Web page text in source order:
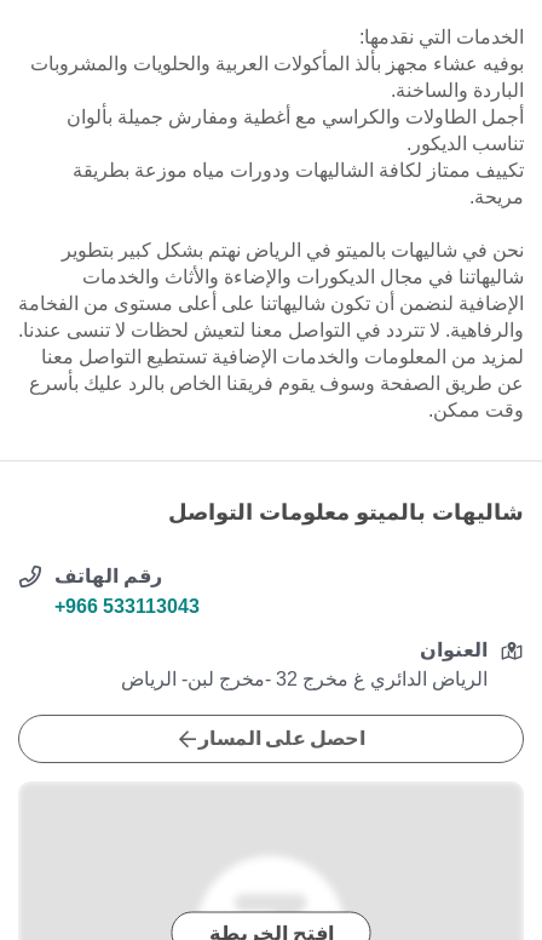
الخدمات التي نقدمها:
بوفيه عشاء مجهز بألذ المأكولات العربية والحلويات والمشروبات
الباردة والساخنة.
أجمل الطاولات والكراسي مع أغطية ومفارش جميلة بألوان
تناسب الديكور.
تكييف ممتاز لكافة الشاليهات ودورات مياه موزعة بطريقة
مريحة.
نحن في شاليهات بالميتو في الرياض نهتم بشكل كبير بتطوير
شاليهاتنا في مجال الديكورات والإضاءة والأثاث والخدمات
الإضافية لنضمن أن تكون شاليهاتنا على أعلى مستوى من الفخامة
والرفاهية. لا تتردد في التواصل معنا لتعيش لحظات لا تنسى عندنا.
لمزيد من المعلومات والخدمات الإضافية تستطيع التواصل معنا
عن طريق الصفحة وسوف يقوم فريقنا الخاص بالرد عليك بأسرع
وقت ممكن.
شاليهات بالميتو معلومات التواصل
رقم الهاتف
+966 533113043
العنوان
الرياض الدائري غ مخرج 32 -مخرج لبن- الرياض
احصل على المسار
افتح الخريطة